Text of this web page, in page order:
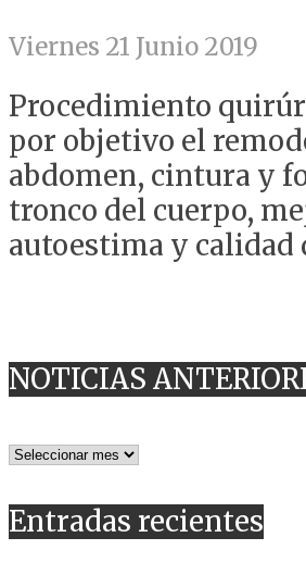
Viernes 21 Junio 2019
Procedimiento
por objetivo el
abdomen, cintura y
tronco del cuerpo,
autoestima y calidad
NOTICIAS
NOTICIAS
Entradas recientes